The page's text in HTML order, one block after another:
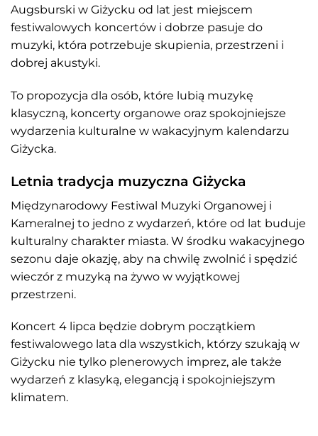
Augsburski w Giżycku od lat jest miejscem
festiwalowych koncertów i dobrze pasuje do
muzyki, która potrzebuje skupienia, przestrzeni i
dobrej akustyki.
To propozycja dla osób, które lubią muzykę
klasyczną, koncerty organowe oraz spokojniejsze
wydarzenia kulturalne w wakacyjnym kalendarzu
Giżycka.
Letnia tradycja muzyczna Giżycka
Międzynarodowy Festiwal Muzyki Organowej i
Kameralnej to jedno z wydarzeń, które od lat buduje
kulturalny charakter miasta. W środku wakacyjnego
sezonu daje okazję, aby na chwilę zwolnić i spędzić
wieczór z muzyką na żywo w wyjątkowej
przestrzeni.
Koncert 4 lipca będzie dobrym początkiem
festiwalowego lata dla wszystkich, którzy szukają w
Giżycku nie tylko plenerowych imprez, ale także
wydarzeń z klasyką, elegancją i spokojniejszym
klimatem.